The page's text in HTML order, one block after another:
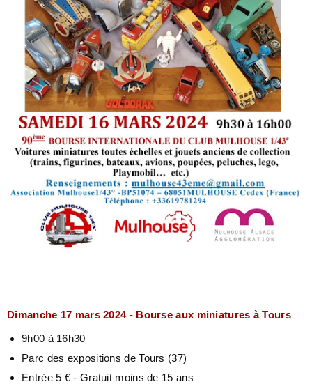
Dimanche 17 mars 2024 - Bourse aux miniatures à Tours
9h00 à 16h30
Parc des expositions de Tours (37)
Entrée 5 € - Gratuit moins de 15 ans